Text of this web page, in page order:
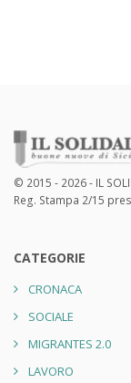
© 2015 - 2026 - IL
Reg. Stampa 2/15
CATEGORIE
CRONACA
SOCIALE
MIGRANTES 2.0
LAVORO